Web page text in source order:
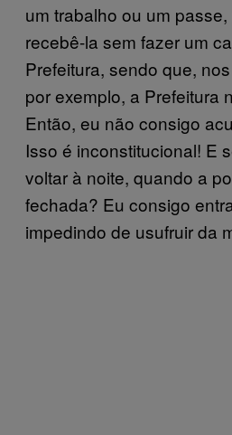
um trabalho ou um
recebê-la sem fazer um
Prefeitura, sendo que,
por exemplo, a Prefeitura
Então, eu não consigo
Isso é inconstitucional! E
voltar à noite, quando a
fechada? Eu consigo
impedindo de usufruir da